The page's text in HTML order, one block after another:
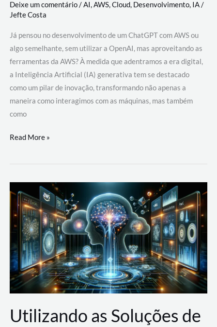
Deixe um comentário/AI,AWS,Cloud, Desenvolvimento, IA/
Jefte Costa
Já pensou no desenvolvimento de um ChatGPT com AWS ou
algo semelhante, sem utilizar a OpenAI, mas aproveitando as
ferramentas da AWS? À medida que adentramos a era digital,
a Inteligência Artificial (IA) generativa tem se destacado
como um pilar de inovação, transformando não apenas a
maneira como interagimos com as máquinas, mas também
como
Desenvolvimento
um
com
AWS
Read More »
Utilizando as Soluções de